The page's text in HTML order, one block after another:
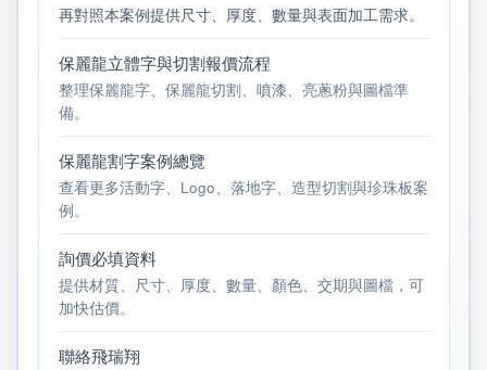
再對照本案例提供尺寸、厚度、數量與表面加工需求。
保麗龍立體字與切割報價流程
整理保麗龍字、保麗龍切割、噴漆、亮蔥粉與圖檔準
備。
保麗龍割字案例總覽
查看更多活動字、Logo、落地字、造型切割與珍珠板案
例。
詢價必填資料
提供材質、尺寸、厚度、數量、顏色、交期與圖檔，可
加快估價。
聯絡飛瑞翔